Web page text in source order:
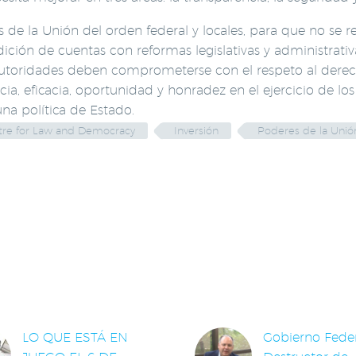
la Unión del orden federal y locales, para que no se
de cuentas con reformas legislativas y
deben comprometerse con el respeto al
eficacia, oportunidad y honradez en el ejercicio de
política de Estado.
for Law and Democracy Inversión Poderes de la
LO QUE ESTÁ EN
Gobierno